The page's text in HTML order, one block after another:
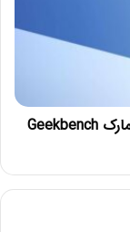
پوکو F4 با چیپست اسنپدراگون 870 در بنچمارک Geekbench